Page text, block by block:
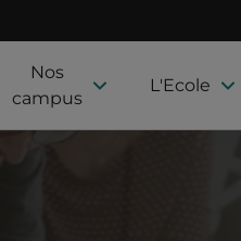
Nos
campus
L'Ecole